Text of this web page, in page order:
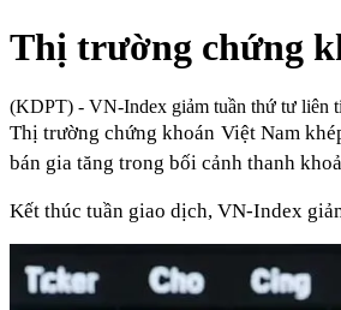
Thị trường chứng
(KDPT) - VN-Index giảm tuần thứ tư liên
Thị trường chứng khoán Việt Nam
bán gia tăng trong bối cảnh thanh
Kết thúc tuần giao dịch, VN-Index